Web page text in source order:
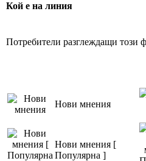
Кой е на линия
Потребители разглеждащи този
Нови мнения
Нови мнения [
Популярна ]